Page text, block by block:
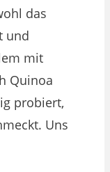
das
und
mit
Quinoa
probiert,
Uns